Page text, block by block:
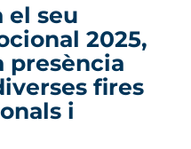
el seu
2025,
presència
fires
i